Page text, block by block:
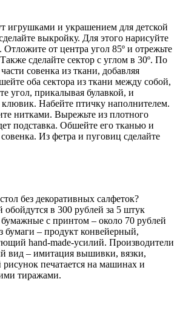
игрушками и украшением для детской
выкройку. Для этого нарисуйте
от центра угол 85º и отрежьте
сделайте сектор с углом в 30º. По
совенка из ткани, добавляя
оба сектора из ткани между собой,
угол, прикалывая булавкой, и
Набейте птичку наполнителем.
нитками. Вырежьте из плотного
подставка. Обшейте его тканью и
Из фетра и пуговиц сделайте
без декоративных салфеток?
в 300 рублей за 5 штук
бумажные с принтом – около 70 рублей
бумаги – продукт конвейерный,
hand-made-усилий. Производители
вид – имитация вышивки, вязки,
печатается на машинах и
тиражами.